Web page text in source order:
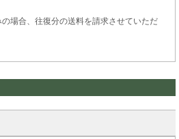
場合、往復分の送料を請求させていただ